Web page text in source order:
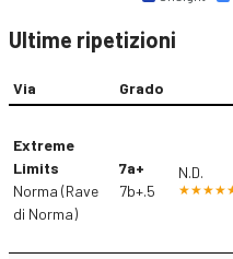
Ultime ripetizioni
Via Grado
Extreme
Limits
Norma (Rave
di Norma)
7a+
7b+.5
N.D.